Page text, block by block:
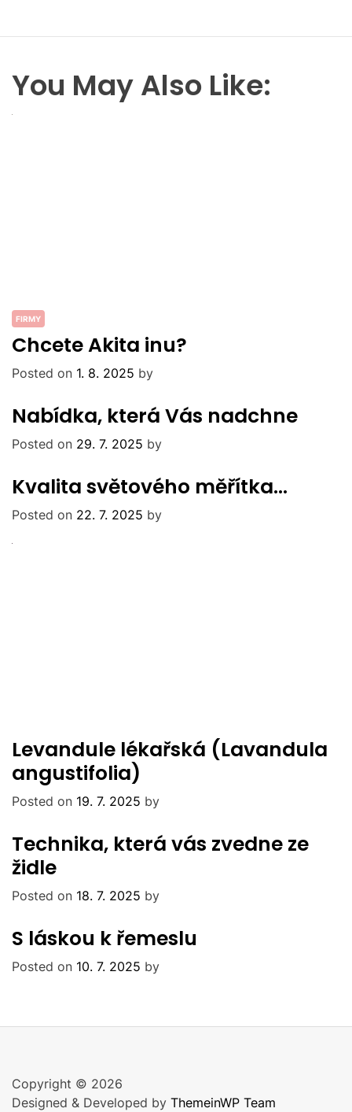
You May Also Like:
FIRMY
Chcete Akita inu?
Posted on 1. 8. 2025 by
Nabídka, která Vás nadchne
Posted on 29. 7. 2025 by
Kvalita světového měřítka…
Posted on 22. 7. 2025 by
Levandule lékařská (Lavandula
angustifolia)
Posted on 19. 7. 2025 by
Technika, která vás zvedne ze
židle
Posted on 18. 7. 2025 by
S láskou k řemeslu
Posted on 10. 7. 2025 by
Copyright © 2026
Designed & Developed by ThemeinWP Team